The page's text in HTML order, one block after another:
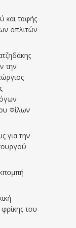
και ταφής
οπλιτών
την
Φίλων
για την
του